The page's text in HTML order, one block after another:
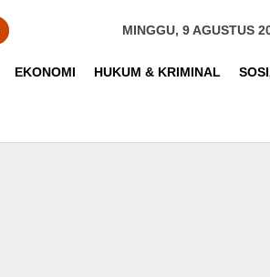
MINGGU, 9 AGUSTUS
EKONOMI HUKUM & KRIMINAL